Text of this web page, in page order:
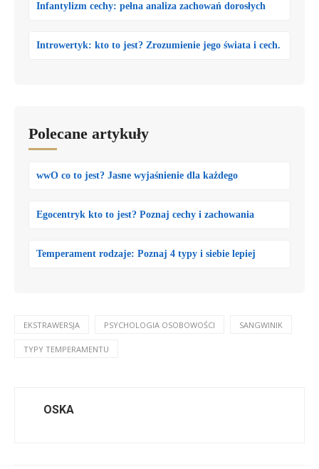
Infantylizm cechy: pełna analiza zachowań dorosłych
Introwertyk: kto to jest? Zrozumienie jego świata i cech.
Polecane artykuły
wwO co to jest? Jasne wyjaśnienie dla każdego
Egocentryk kto to jest? Poznaj cechy i zachowania
Temperament rodzaje: Poznaj 4 typy i siebie lepiej
EKSTRAWERSJA PSYCHOLOGIA OSOBOWOŚCI SANGWINIK
TYPY TEMPERAMENTU
OSKA